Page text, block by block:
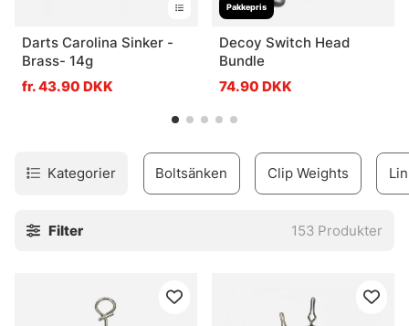
Darts Carolina Sinker -
Brass- 14g
fr. 43.90 DKK
Pakkepris
Decoy Switch Head
Bundle
74.90 DKK
Kategorier Boltsänken Clip Weights
Filter 153 Produkter